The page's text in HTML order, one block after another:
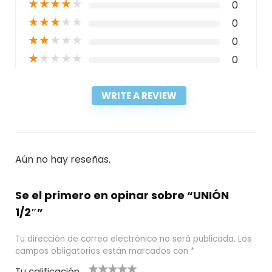
★★★★★ 0
★★★★★ 0
★★★★★ 0
★★★★★ 0
WRITE A REVIEW
Aún no hay reseñas.
Se el primero en opinar sobre “UNIÓN
1/2″”
Tu dirección de correo electrónico no será publicada. Los
campos obligatorios están marcados con *